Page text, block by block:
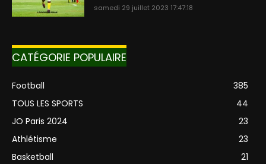
samedi 29 juillet 2023 17:47:18
CATÉGORIE POPULAIRE
Football
385
TOUS LES SPORTS
44
JO Paris 2024
23
Athlétisme
23
Basketball
21